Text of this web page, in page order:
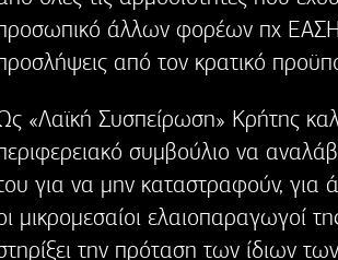
άλλων φορέων πχ ΕΑΣΗ,
από τον κρατικό
«Λαϊκή Συσπείρωση» Κρήτης
συμβούλιο να
για να μην καταστραφούν, για
μικρομεσαίοι ελαιοπαραγωγοί
την πρόταση των ίδιων